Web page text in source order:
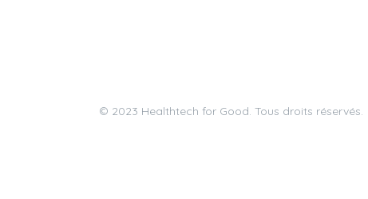
© 2023 Healthtech for Good. Tous droits réservés.